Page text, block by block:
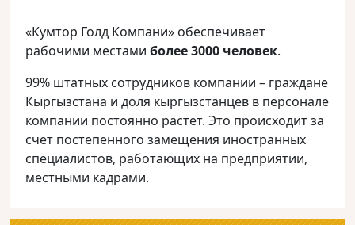
«Кумтор Голд Компани» обеспечивает
рабочими местами более 3000 человек.
99% штатных сотрудников компании – граждане
Кыргызстана и доля кыргызстанцев в персонале
компании постоянно растет. Это происходит за
счет постепенного замещения иностранных
специалистов, работающих на предприятии,
местными кадрами.